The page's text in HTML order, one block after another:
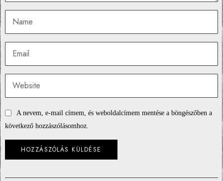
A nevem, e-mail címem, és weboldalcímem mentése a böngészőben a
következő hozzászólásomhoz.